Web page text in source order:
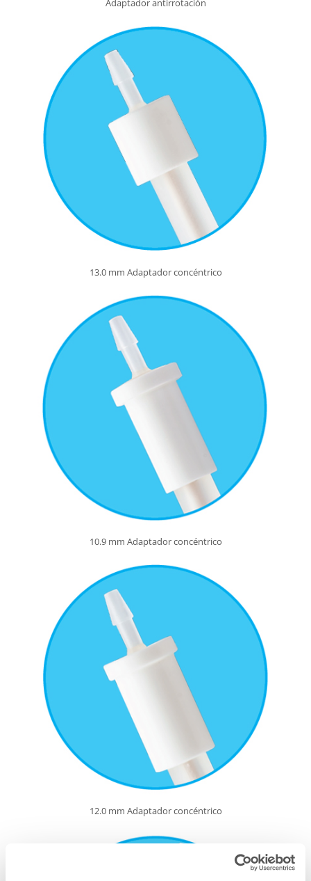
Adaptador antirrotación
13.0 mm Adaptador concéntrico
10.9 mm Adaptador concéntrico
12.0 mm Adaptador concéntrico